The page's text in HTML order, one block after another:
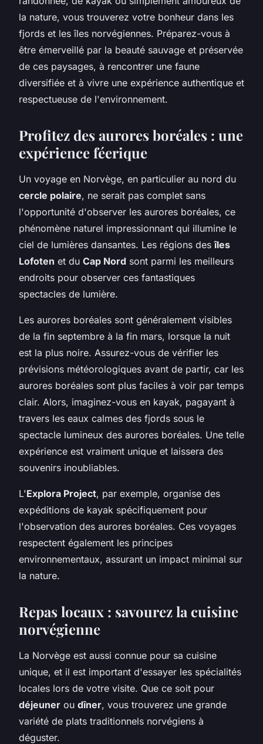
la nature, vous trouverez votre bonheur dans les
fjords et les îles norvégiennes. Préparez-vous à
être émerveillé par la beauté sauvage et préservée
de ces paysages, à rencontrer une faune
diversifiée et à vivre une expérience authentique et
respectueuse de l'environnement.
Profitez des aurores boréales : une
expérience féerique
Un voyage en Norvège, en particulier au nord du
cercle polaire, ne serait pas complet sans
l'opportunité d'observer les aurores boréales, ce
phénomène naturel impressionnant qui illumine le
ciel de lumières dansantes. Les régions desîles
Lofoten et du Cap Nord sont parmi les meilleurs
endroits pour observer ces fantastiques
spectacles de lumière.
Les aurores boréales sont généralement visibles
de la fin septembre à la fin mars, lorsque la nuit
est la plus noire. Assurez-vous de vérifier les
prévisions météorologiques avant de partir, car les
aurores boréales sont plus faciles à voir par temps
clair. Alors, imaginez-vous en kayak, pagayant à
travers les eaux calmes des fjords sous le
spectacle lumineux des aurores boréales. Une telle
expérience est vraiment unique et laissera des
souvenirs inoubliables.
L'Explora Project, par exemple, organise des
expéditions de kayak spécifiquement pour
l'observation des aurores boréales. Ces voyages
respectent également les principes
environnementaux, assurant un impact minimal sur
la nature.
Repas locaux : savourez la cuisine
norvégienne
La Norvège est aussi connue pour sa cuisine
unique, et il est important d'essayer les spécialités
locales lors de votre visite. Que ce soit pour
déjeuner ou dîner, vous trouverez une grande
variété de plats traditionnels norvégiens à
déguster.